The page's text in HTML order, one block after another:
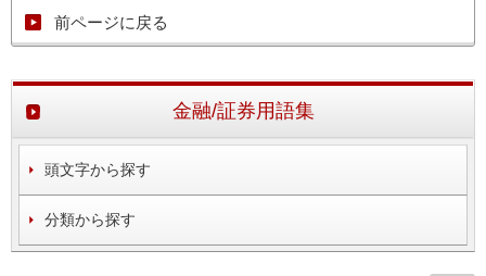
前ページに戻る
金融/証券用語集
頭文字から探す
分類から探す